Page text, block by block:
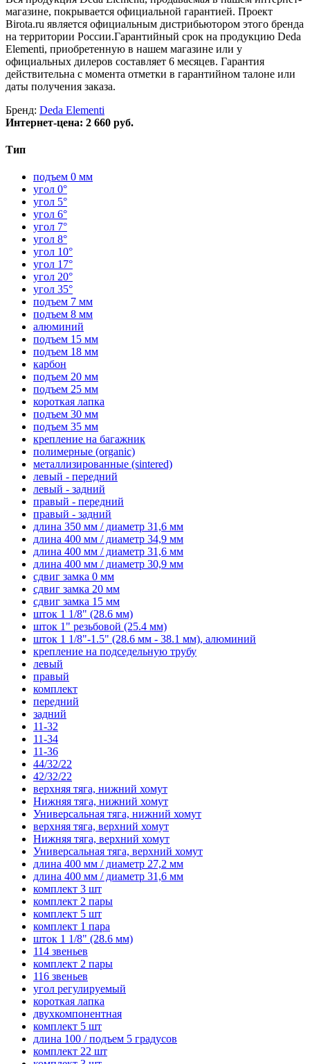
магазине, покрывается официальной гарантией. Проект
Birota.ru является официальным дистрибьютором этого бренда
на территории России.Гарантийный срок на продукцию Deda
Elementi, приобретенную в нашем магазине или у
официальных дилеров составляет 6 месяцев. Гарантия
действительна с момента отметки в гарантийном талоне или
даты получения заказа.
Бренд: Deda Elementi
Интернет-цена: 2 660 руб.
Тип
подъем 0 мм
угол 0°
угол 5°
угол 6°
угол 7°
угол 8°
угол 10°
угол 17°
угол 20°
угол 35°
подъем 7 мм
подъем 8 мм
алюминий
подъем 15 мм
подъем 18 мм
карбон
подъем 20 мм
подъем 25 мм
короткая лапка
подъем 30 мм
подъем 35 мм
крепление на багажник
полимерные (organic)
металлизированные (sintered)
левый - передний
левый - задний
правый - передний
правый - задний
длина 350 мм / диаметр 31,6 мм
длина 400 мм / диаметр 34,9 мм
длина 400 мм / диаметр 31,6 мм
длина 400 мм / диаметр 30,9 мм
сдвиг замка 0 мм
сдвиг замка 20 мм
сдвиг замка 15 мм
шток 1 1/8" (28.6 мм)
шток 1" резьбовой (25.4 мм)
шток 1 1/8"-1.5" (28.6 мм - 38.1 мм), алюминий
крепление на подседельную трубу
левый
правый
комплект
передний
задний
11-32
11-34
11-36
44/32/22
42/32/22
верхняя тяга, нижний хомут
Нижняя тяга, нижний хомут
Универсальная тяга, нижний хомут
верхняя тяга, верхний хомут
Нижняя тяга, верхний хомут
Универсальная тяга, верхний хомут
длина 400 мм / диаметр 27,2 мм
длина 400 мм / диаметр 31,6 мм
комплект 3 шт
комплект 2 пары
комплект 5 шт
комплект 1 пара
шток 1 1/8" (28.6 мм)
114 звеньев
комплект 2 пары
116 звеньев
угол регулируемый
короткая лапка
двухкомпонентная
комплект 5 шт
длина 100 / подъем 5 градусов
комплект 22 шт